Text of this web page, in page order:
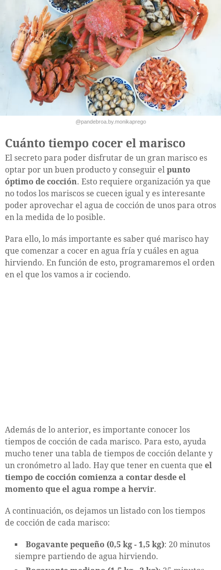
@pandebroa.by.monikaprego
Cuánto tiempo cocer el marisco
El secreto para poder disfrutar de un gran marisco es
optar por un buen producto y conseguir el punto
óptimo de cocción. Esto requiere organización ya que
no todos los mariscos se cuecen igual y es interesante
poder aprovechar el agua de cocción de unos para otros
en la medida de lo posible.
Para ello, lo más importante es saber qué marisco hay
que comenzar a cocer en agua fría y cuáles en agua
hirviendo. En función de esto, programaremos el orden
en el que los vamos a ir cociendo.
Además de lo anterior, es importante conocer los
tiempos de cocción de cada marisco. Para esto, ayuda
mucho tener una tabla de tiempos de cocción delante y
un cronómetro al lado. Hay que tener en cuenta que el
tiempo de cocción comienza a contar desde el
momento que el agua rompe a hervir.
A continuación, os dejamos un listado con los tiempos
de cocción de cada marisco:
Bogavante pequeño (0,5 kg - 1,5 kg): 20 minutos
siempre partiendo de agua hirviendo.